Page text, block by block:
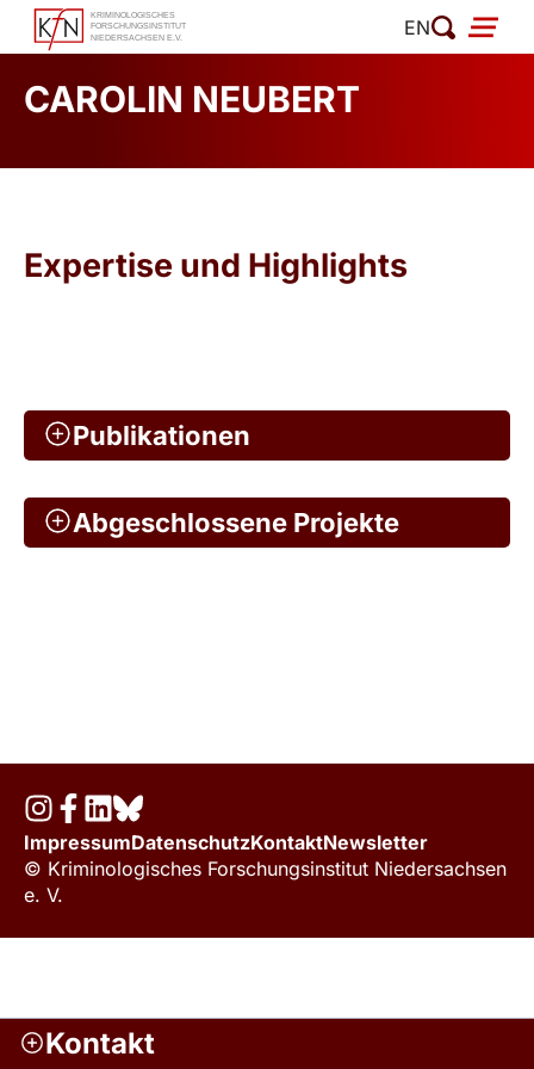
Zum
Inhalt
EN
CAROLIN NEUBERT
Expertise und Highlights
Publikationen
Abgeschlossene Projekte
Kontakt
ImpressumDatenschutzKontaktNewsletter
© Kriminologisches Forschungsinstitut Niedersachsen
e. V.